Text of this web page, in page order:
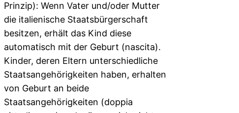
Prinzip): Wenn Vater und/oder Mutter
die italienische Staatsbürgerschaft
besitzen, erhält das Kind diese
automatisch mit der Geburt (nascita).
Kinder, deren Eltern unterschiedliche
Staatsangehörigkeiten haben, erhalten
von Geburt an beide
Staatsangehörigkeiten (doppia